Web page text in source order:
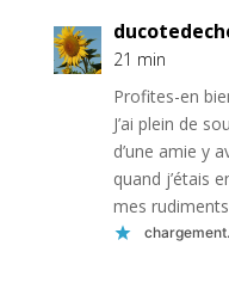
21 min
Profites-en
J’ai plein de
d’une amie y
quand j’étais
mes